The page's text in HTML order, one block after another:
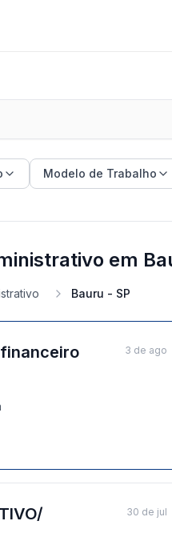
Modelo de Trabalho
em
Bauru - SP
3 de ago
30 de jul